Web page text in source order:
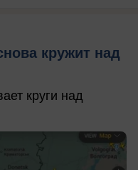
кружит над
круги над